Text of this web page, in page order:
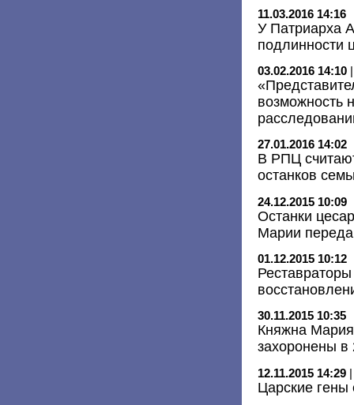
11.03.2016 14:16
У Патриарха
подлинности
03.02.2016 14:10
возможность
27.01.2016 14:02
В РПЦ
останков
24.12.2015 10:09
Останки
Марии
01.12.2015 10:12
30.11.2015 10:35
Княжна
захоронены в
12.11.2015 14:29
Царские гены